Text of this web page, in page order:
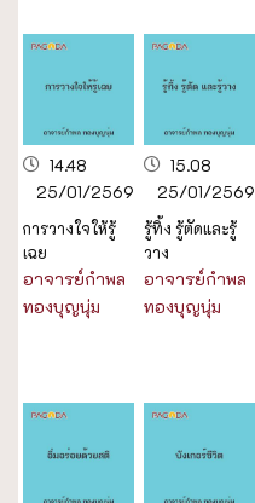
14.48
25/01/2569
การวางใจให้รู้
เฉย
อาจารย์กำพล
ทองบุญนุ่ม
15.08
25/01/2569
รู้ทิ้ง รู้ตัดและรู้
วาง
อาจารย์กำพล
ทองบุญนุ่ม